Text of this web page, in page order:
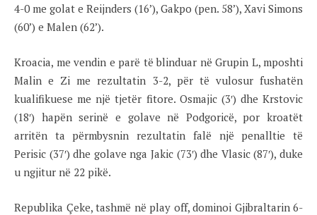
4-0 me golat e Reijnders (16’), Gakpo (pen. 58’), Xavi Simons
(60’) e Malen (62’).
Kroacia, me vendin e parë të blinduar në Grupin L, mposhti
Malin e Zi me rezultatin 3-2, për të vulosur fushatën
kualifikuese me një tjetër fitore. Osmajic (3′) dhe Krstovic
(18′) hapën serinë e golave ​​në Podgoricë, por kroatët
arritën ta përmbysnin rezultatin falë një penalltie të
Perisic (37′) dhe golave ​​nga Jakic (73′) dhe Vlasic (87′), duke
u ngjitur në 22 pikë.
Republika Çeke, tashmë në play off, dominoi Gjibraltarin 6-